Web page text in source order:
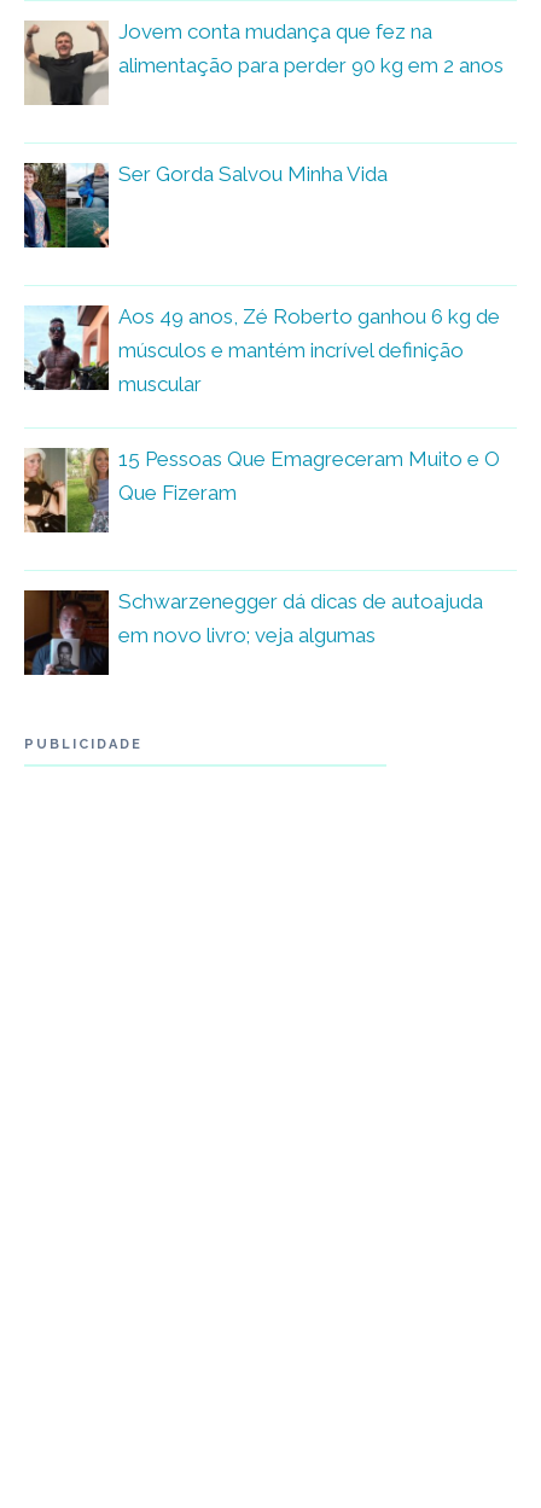
Jovem conta mudança que fez na
alimentação para perder 90 kg em 2 anos
Ser Gorda Salvou Minha Vida
Aos 49 anos, Zé Roberto ganhou 6 kg de
músculos e mantém incrível definição
muscular
15 Pessoas Que Emagreceram Muito e O
Que Fizeram
Schwarzenegger dá dicas de autoajuda
em novo livro; veja algumas
PUBLICIDADE